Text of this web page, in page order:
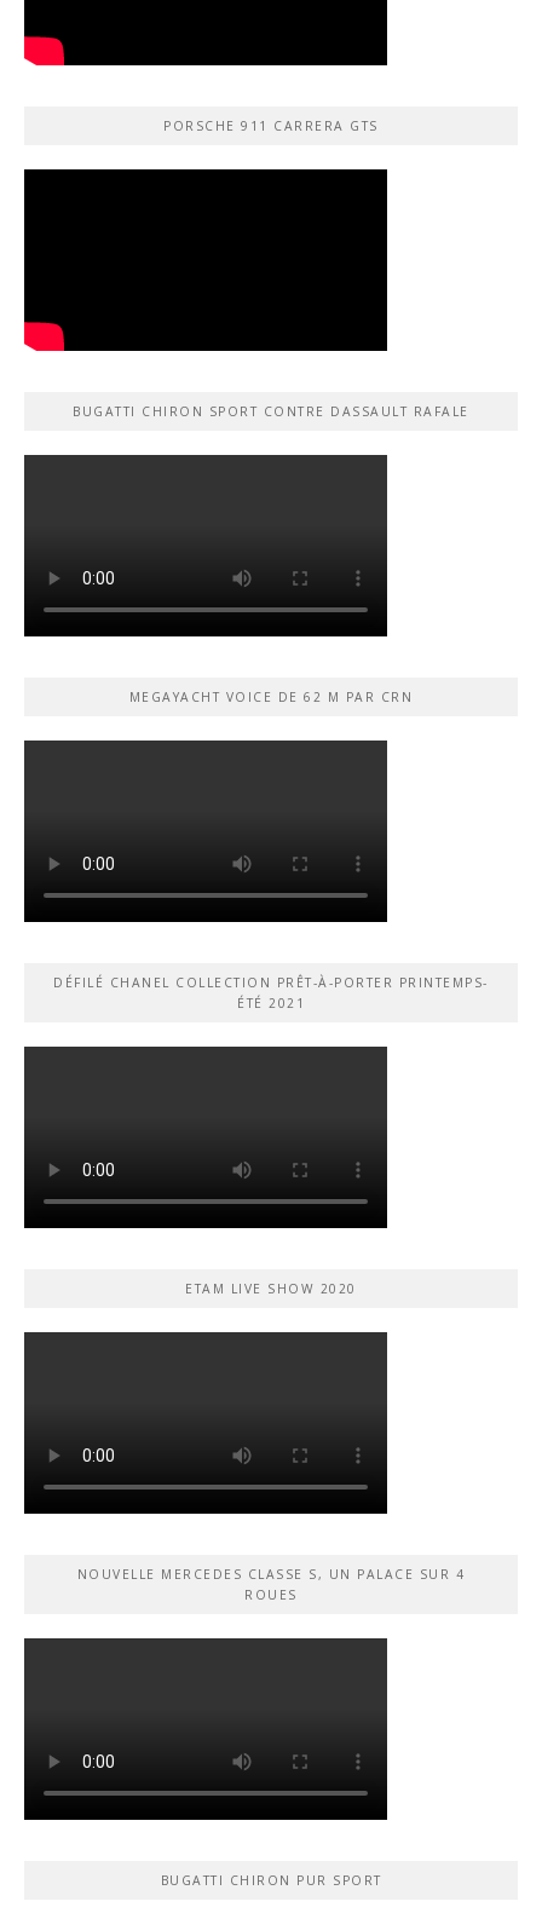
PORSCHE 911 CARRERA GTS
BUGATTI CHIRON SPORT CONTRE DASSAULT RAFALE
MEGAYACHT VOICE DE 62 M PAR CRN
DÉFILÉ CHANEL COLLECTION PRÊT-À-PORTER PRINTEMPS-
ÉTÉ 2021
ETAM LIVE SHOW 2020
NOUVELLE MERCEDES CLASSE S, UN PALACE SUR 4
ROUES
BUGATTI CHIRON PUR SPORT